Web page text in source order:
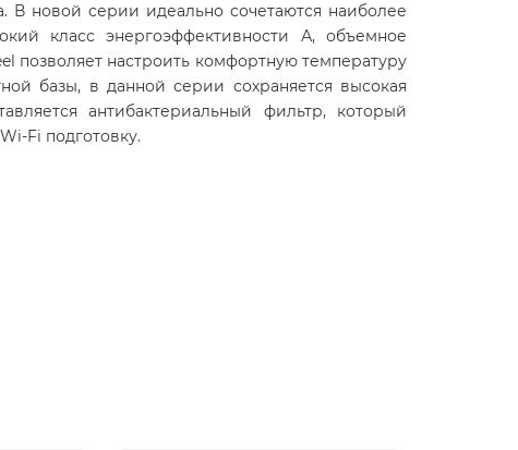
новой серии идеально сочетаются наиболее
класс энергоэффективности А, объемное
позволяет настроить комфортную температуру
базы, в данной серии сохраняется высокая
антибактериальный фильтр, который
Fi подготовку.